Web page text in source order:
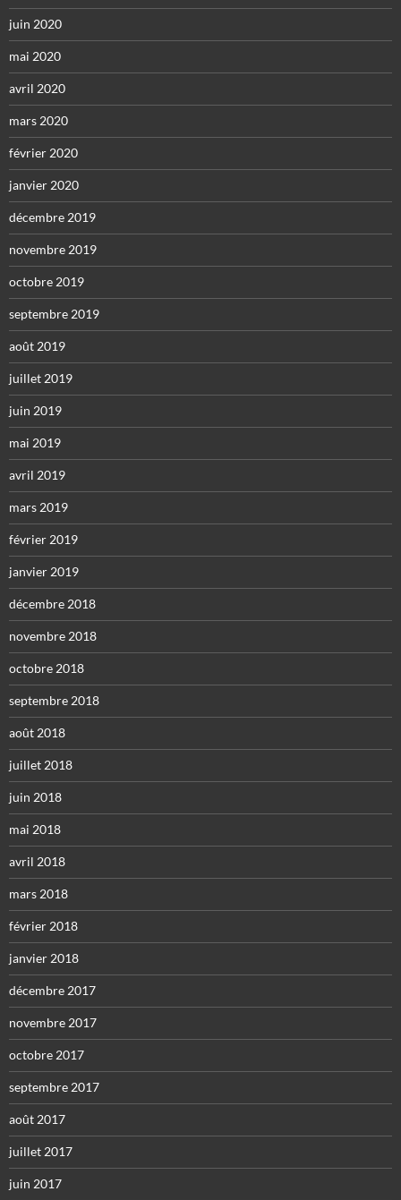
juin 2020
mai 2020
avril 2020
mars 2020
février 2020
janvier 2020
décembre 2019
novembre 2019
octobre 2019
septembre 2019
août 2019
juillet 2019
juin 2019
mai 2019
avril 2019
mars 2019
février 2019
janvier 2019
décembre 2018
novembre 2018
octobre 2018
septembre 2018
août 2018
juillet 2018
juin 2018
mai 2018
avril 2018
mars 2018
février 2018
janvier 2018
décembre 2017
novembre 2017
octobre 2017
septembre 2017
août 2017
juillet 2017
juin 2017